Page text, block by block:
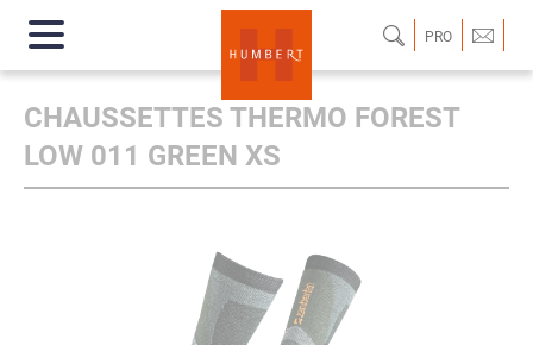
PRO
CHAUSSETTES THERMO FOREST
LOW 011 GREEN XS